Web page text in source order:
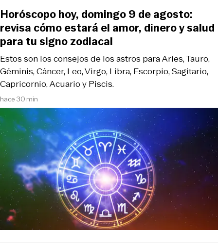
hace 30 min
Estos son los consejos de los astros para Aries, Tauro,
Géminis, Cáncer, Leo, Virgo, Libra, Escorpio, Sagitario,
Capricornio, Acuario y Piscis.
Horóscopo hoy, domingo 9 de agosto:
revisa cómo estará el amor, dinero y salud
para tu signo zodiacal